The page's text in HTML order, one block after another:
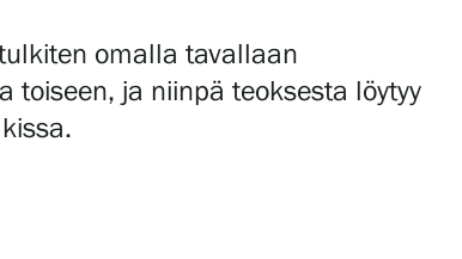
omalla tavallaan
ja niinpä teoksesta löytyy